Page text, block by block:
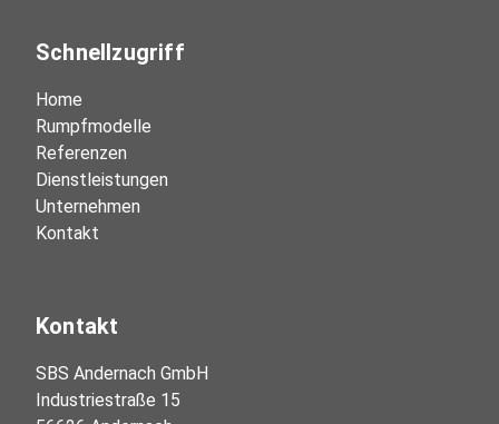
Schnellzugriff
Home
Rumpfmodelle
Referenzen
Dienstleistungen
Unternehmen
Kontakt
Kontakt
SBS Andernach GmbH
Industriestraße 15